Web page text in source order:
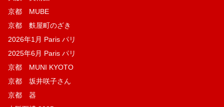
京都 MUBE
京都 麩屋町のざき
2026年1月 Paris パリ
2025年6月 Paris パリ
京都 MUNI KYOTO
京都 坂井咲子さん
京都 器